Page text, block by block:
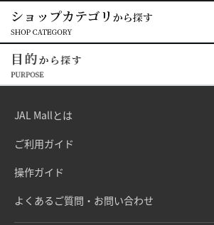
JAL Mallとは
ご利用ガイド
操作ガイド
よくあるご質問・お問い合わせ